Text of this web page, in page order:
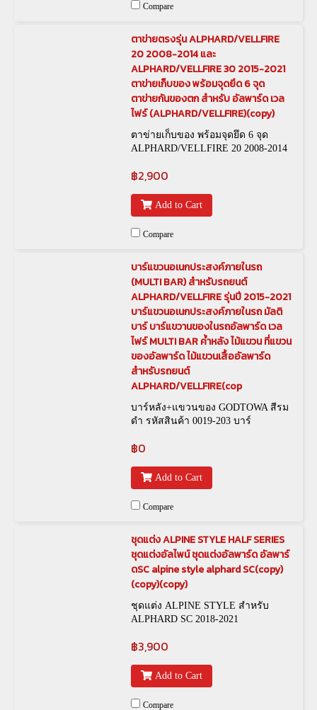
Compare
ตาข่ายตรงรุ่น ALPHARD/VELLFIRE
20 2008-2014 และ
ALPHARD/VELLFIRE 30 2015-2021
ตาข่ายเก็บของ พร้อมจุดยึด 6 จุด
ตาข่ายกันของตก สำหรับ อัลพาร์ด เวล
ไฟร์ (ALPHARD/VELLFIRE)(copy)
ตาข่ายเก็บของ พร้อมจุดยึด 6 จุด
ALPHARD/VELLFIRE 20 2008-2014
2021 รหัสสินค้า : 0019-026 (รหัสเก่า)
฿2,900
Add to Cart
Compare
บาร์แขวนอเนกประสงค์ภายในรถ
(MULTI BAR) สำหรับรถยนต์
ALPHARD/VELLFIRE รุ่นปี 2015-2021
บาร์แขวนอเนกประสงค์ภายในรถ มัลติ
บาร์ บาร์แขวานของในรถอัลพาร์ด เวล
ไฟร์ MULTI BAR ค้ำหลัง ไม้แขวน ที่แขวน
ของอัลพาร์ด ไม้แขวนเสื้ออัลพาร์ด
สำหรับรถยนต์
ALPHARD/VELLFIRE(cop
บาร์หลัง+แขวนของ GODTOWA สีรม
ดำ รหัสสินค้า 0019-203 บาร์
รหัสสินค้า 0019-337
฿0
Add to Cart
Compare
ชุดแต่ง ALPINE STYLE HALF SERIES
ชุดแต่งอัลไพน์ ชุดแต่งอัลพาร์ด อัลพาร์
ดSC alpine style alphard SC(copy)
(copy)(copy)
ชุดแต่ง ALPINE STYLE สำหรับ
ALPHARD SC 2018-2021
฿3,900
Add to Cart
Compare